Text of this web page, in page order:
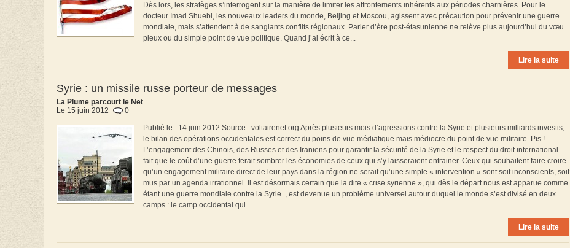
Dès lors, les stratèges s’interrogent sur la manière de limiter les affrontements inhérents aux périodes charnières. Pour le
docteur Imad Shuebi, les nouveaux leaders du monde, Beijing et Moscou, agissent avec précaution pour prévenir une guerre
mondiale, mais s’attendent à de sanglants conflits régionaux. Parler d’ère post-étasunienne ne relève plus aujourd’hui du vœu
pieux ou du simple point de vue politique. Quand j’ai écrit à ce...
Lire la suite
Syrie : un missile russe porteur de messages
La Plume parcourt le Net
Le 15 juin 2012
0
Publié le : 14 juin 2012 Source : voltairenet.org Après plusieurs mois d’agressions contre la Syrie et plusieurs milliards investis,
le bilan des opérations occidentales est correct du poins de vue médiatique mais médiocre du point de vue militaire. Pis !
L’engagement des Chinois, des Russes et des Iraniens pour garantir la sécurité de la Syrie et le respect du droit international
fait que le coût d’une guerre ferait sombrer les économies de ceux qui s’y laisseraient entrainer. Ceux qui souhaitent faire croire
qu’un engagement militaire direct de leur pays dans la région ne serait qu’une simple « intervention » sont soit inconscients, soit
mus par un agenda irrationnel. Il est désormais certain que la dite « crise syrienne », qui dès le départ nous est apparue comme
étant une guerre mondiale contre la Syrie , est devenue un problème universel autour duquel le monde s’est divisé en deux
camps : le camp occidental qui...
Lire la suite